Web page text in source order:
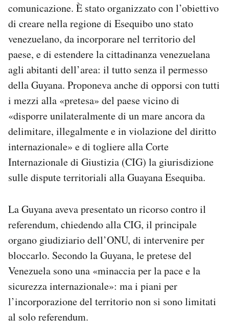
comunicazione. È stato organizzato con l’obiettivo
di creare nella regione di Esequibo uno stato
venezuelano, da incorporare nel territorio del
paese, e di estendere la cittadinanza venezuelana
agli abitanti dell’area: il tutto senza il permesso
della Guyana. Proponeva anche di opporsi con tutti
i mezzi alla «pretesa» del paese vicino di
«disporre unilateralmente di un mare ancora da
delimitare, illegalmente e in violazione del diritto
internazionale» e di togliere alla Corte
Internazionale di Giustizia (CIG) la giurisdizione
sulle dispute territoriali alla Guayana Esequiba.
La Guyana aveva presentato un ricorso contro il
referendum, chiedendo alla CIG, il principale
organo giudiziario dell’ONU, di intervenire per
bloccarlo. Secondo la Guyana, le pretese del
Venezuela sono una «minaccia per la pace e la
sicurezza internazionale»: ma i piani per
l’incorporazione del territorio non si sono limitati
al solo referendum.